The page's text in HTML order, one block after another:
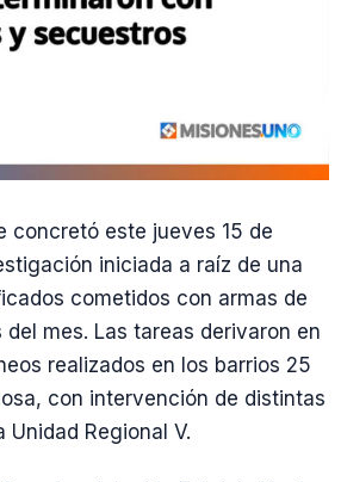
concretó este jueves 15 de
iniciada a raíz de una
cometidos con armas de
mes. Las tareas derivaron en
realizados en los barrios 25
con intervención de distintas
Unidad Regional V.